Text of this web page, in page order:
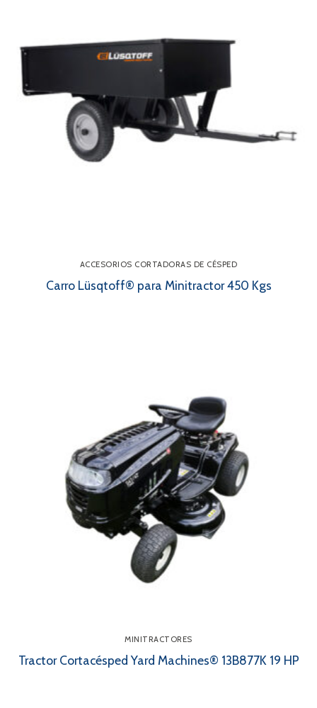
ACCESORIOS CORTADORAS DE CÉSPED
Carro Lüsqtoff® para Minitractor 450 Kgs
MINITRACTORES
Tractor Cortacésped Yard Machines® 13B877K 19 HP